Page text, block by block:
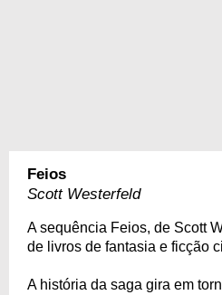
Feios
Scott Westerfeld
A sequência Feios, de Scott
de livros de fantasia e ficção
A história da saga gira em